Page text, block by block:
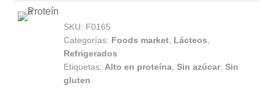
SKU: F0165
Categorías: Foods market, Lácteos,
Refrigerados
Etiquetas: Alto en proteína, Sin azúcar, Sin
gluten